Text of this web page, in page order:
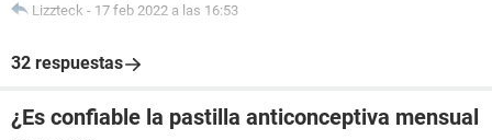
Lizzteck - 17 feb 2022 a las 16:53
32 respuestas
¿Es confiable la pastilla anticonceptiva mensual